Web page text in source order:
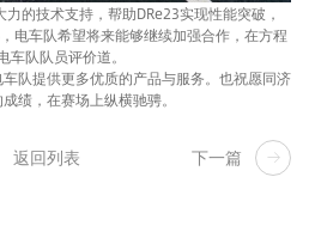
的技术支持，帮助DRe23实现性能突破，
电车队希望将来能够继续加强合作，在方程
队队员评价道。
队提供更多优质的产品与服务。也祝愿同济
绩，在赛场上纵横驰骋。
返回列表 下一篇